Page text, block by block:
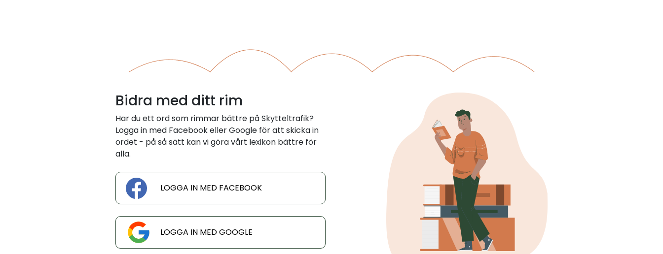
Bidra med ditt rim
Har du ett ord som rimmar bättre på Skytteltrafik?
Logga in med Facebook eller Google för att skicka in
ordet - på så sätt kan vi göra vårt lexikon bättre för
alla.
LOGGA IN MED FACEBOOK
LOGGA IN MED GOOGLE